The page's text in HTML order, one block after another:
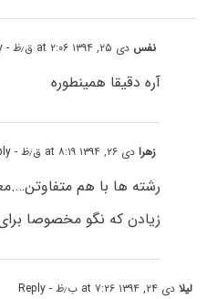
نفس دی ۲۵, ۱۳۹۴ at ۲:۰۶ ق٫ظ - Reply
آره دقیقا همینطوره
زهرادی ۲۶, ۱۳۹۴ at ۸:۱۹ ق٫ظ - Reply
رشته ها با هم
زیادن که نگو مخصوصا
لیلادی ۲۴, ۱۳۹۴ at ۷:۲۶ ب٫ظ - Reply